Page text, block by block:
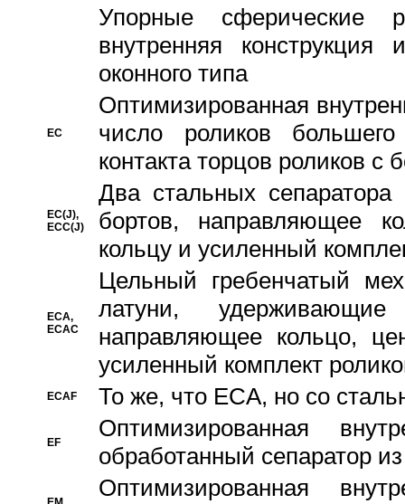
Упорные сферические
внутренняя
оконного типа
EC
Oптимизированная
число роликов
контакта торцов роликов с
EC(J),
ECC(J)
Два стальных сепаратора
бортов, направляющее
кольцу и усиленный
ECA,
ECAC
Цельный гребенчатый
латуни,
направляющее кольцо,
усиленный комплект
ECAF То же, что ECA, но со
EF
Оптимизированная
обработанный сепаратор
Оптимизированная